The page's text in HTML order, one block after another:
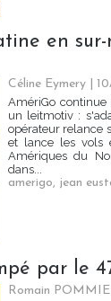
en
Céline Eymery |
AmériGo
un leitmotiv :
opérateur relance
et lance les vols
Amériques du
dans...
amerigo, jean
par le
Romain